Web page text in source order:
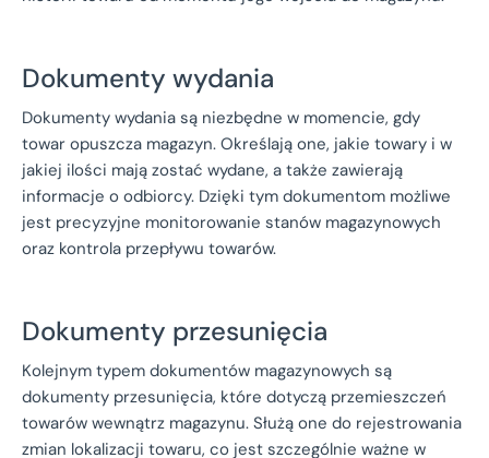
Dokumenty wydania
Dokumenty wydania są niezbędne w momencie, gdy
towar opuszcza magazyn. Określają one, jakie towary i w
jakiej ilości mają zostać wydane, a także zawierają
informacje o odbiorcy. Dzięki tym dokumentom możliwe
jest precyzyjne monitorowanie stanów magazynowych
oraz kontrola przepływu towarów.
Dokumenty przesunięcia
Kolejnym typem dokumentów magazynowych są
dokumenty przesunięcia, które dotyczą przemieszczeń
towarów wewnątrz magazynu. Służą one do rejestrowania
zmian lokalizacji towaru, co jest szczególnie ważne w